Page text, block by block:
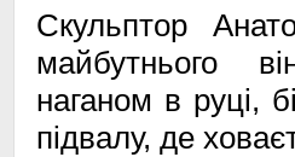
Скульптор
майбутнього
наганом в руці,
підвалу, де